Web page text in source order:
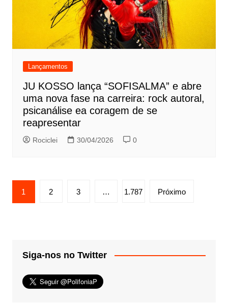
Lançamentos
JU KOSSO lança “SOFISALMA” e abre
uma nova fase na carreira: rock autoral,
psicanálise ea coragem de se
reapresentar
Rociclei 30/04/2026 0
Paginação
de
1 2 3 … 1.787 Próximo
Siga-nos no Twitter